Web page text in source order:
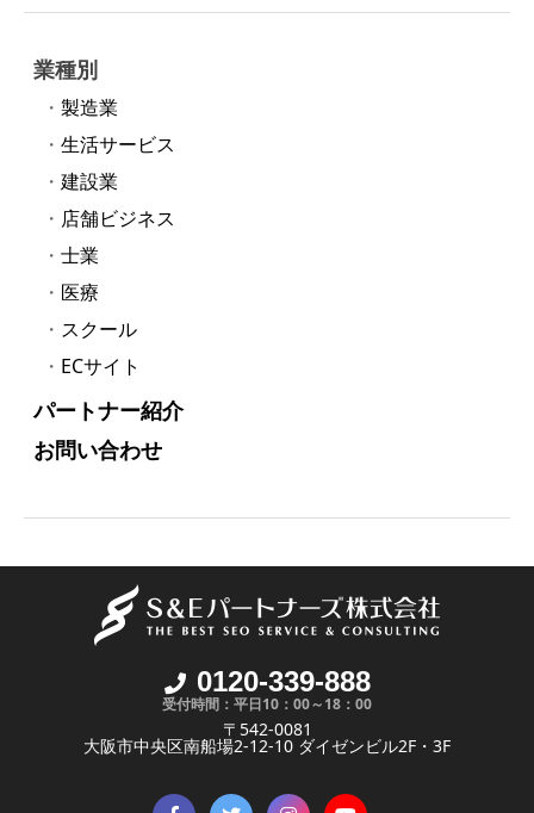
業種別
製造業
生活サービス
建設業
店舗ビジネス
士業
医療
スクール
ECサイト
パートナー紹介
お問い合わせ
0120-339-888
受付時間：平日10：00～18：00
〒542-0081
大阪市中央区南船場2-12-10 ダイゼンビル2F・3F